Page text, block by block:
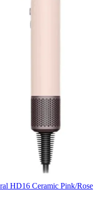
HD16 Ceramic Pink/Rose